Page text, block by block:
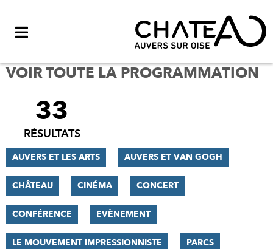
VOIR TOUTE LA PROGRAMMATION
FILTRER
RÉSULTATS
33
RÉSULTATS
AUVERS ET LES ARTS AUVERS ET VAN GOGH
CHÂTEAU CINÉMA CONCERT
CONFÉRENCE EVÈNEMENT
LE MOUVEMENT IMPRESSIONNISTE PARCS